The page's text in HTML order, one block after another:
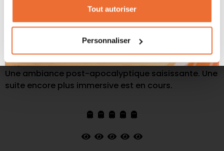
Tout autoriser
Personnaliser
Day After
Une ambiance post-apocalyptique saisissante. Une
suite encore plus immersive est en cours.